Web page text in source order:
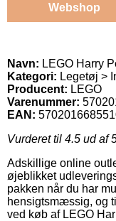
Webshop
Navn: LEGO Harry
Kategori: Legetøj >
Producent: LEGO
Varenummer:
EAN:
Vurderet til 4.5 ud af
Adskillige online
øjeblikket
pakken når du har
hensigtsmæssig, og
ved køb af LEGO